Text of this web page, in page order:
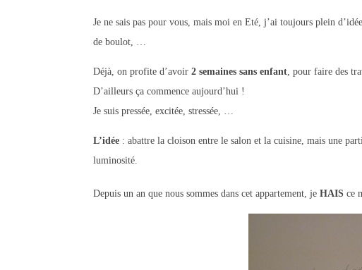
Je ne sais pas pour vous, mais moi en Eté, j’ai toujours plein
de boulot, …
Déjà, on profite d’avoir 2 semaines sans enfant, pour faire des
D’ailleurs ça commence aujourd’hui !
Je suis pressée, excitée, stressée, …
L’idée : abattre la cloison entre le salon et la cuisine, mais une
luminosité.
Depuis un an que nous sommes dans cet appartement, je HAIS ce